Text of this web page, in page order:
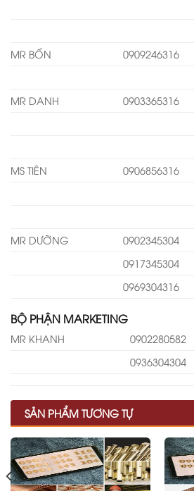
MR BỐN
0909246316
MR DANH
0903365316
MS TIÊN
0906856316
MR DƯỠNG
0902345304
0917345304
0969304316
BỘ PHẬN MARKETING
MR KHANH 0902280582
0936304304
SẢN PHẨM TƯƠNG TỰ